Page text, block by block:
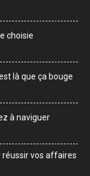
choisie
là que ça bouge
à naviguer
réussir vos affaires